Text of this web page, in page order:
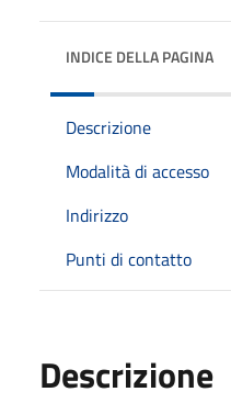
INDICE DELLA PAGINA
Descrizione
Modalità di accesso
Indirizzo
Punti di contatto
Descrizione